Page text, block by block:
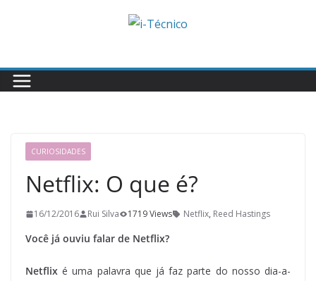
CURIOSIDADES
Netflix: O que é?
16/12/2016 Rui Silva 1719 Views Netflix, Reed Hastings
Você já ouviu falar de Netflix?
Netflix é uma palavra que já faz parte do nosso dia-a-